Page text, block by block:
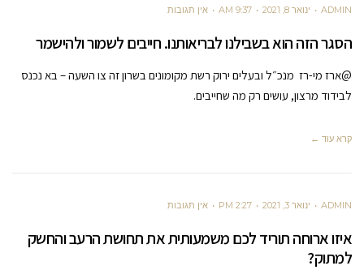
ADMIN ינואר 8, 2021 9:37 AM אין תגובות
הסגר הזה הוא בשבילנו לבריאותנו. חייבים לשמור ולהישמר
@ארז מי-רז מנכ״ל ובעלים ירוק רשת מקומונים בשרון זה צו השעה – בא נכנס
לבידוד מרצון, עושים רק מה שחייבים.
קרא עוד ←
ADMIN ינואר 3, 2021 2:27 PM אין תגובות
איזו ארוחה תוריד לכם משמעותית את תחושת הרעב והחשק
למתוק?